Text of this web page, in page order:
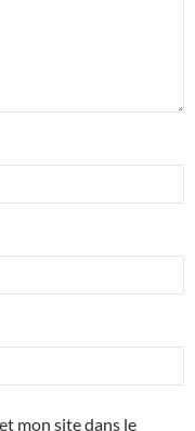
mon site dans le